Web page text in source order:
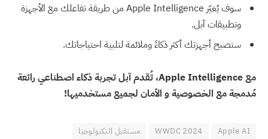
سوف يُغيّر Apple Intelligence من طريقة تفاعلك مع الأجهزة
وتطبيقات آبل.
ستصبح أجهزتك أكثر ذكاءً وملائمة لتلبية احتياجاتك.
مع Apple Intelligence، تُقدم آبل تجربة ذكاء اصطناعي رائعة
مُدمجة مع الخصوصية و الأمان لجميع مستخدميها!
Apple AI
WWDC 2024 مستقبل التكنولوجيا